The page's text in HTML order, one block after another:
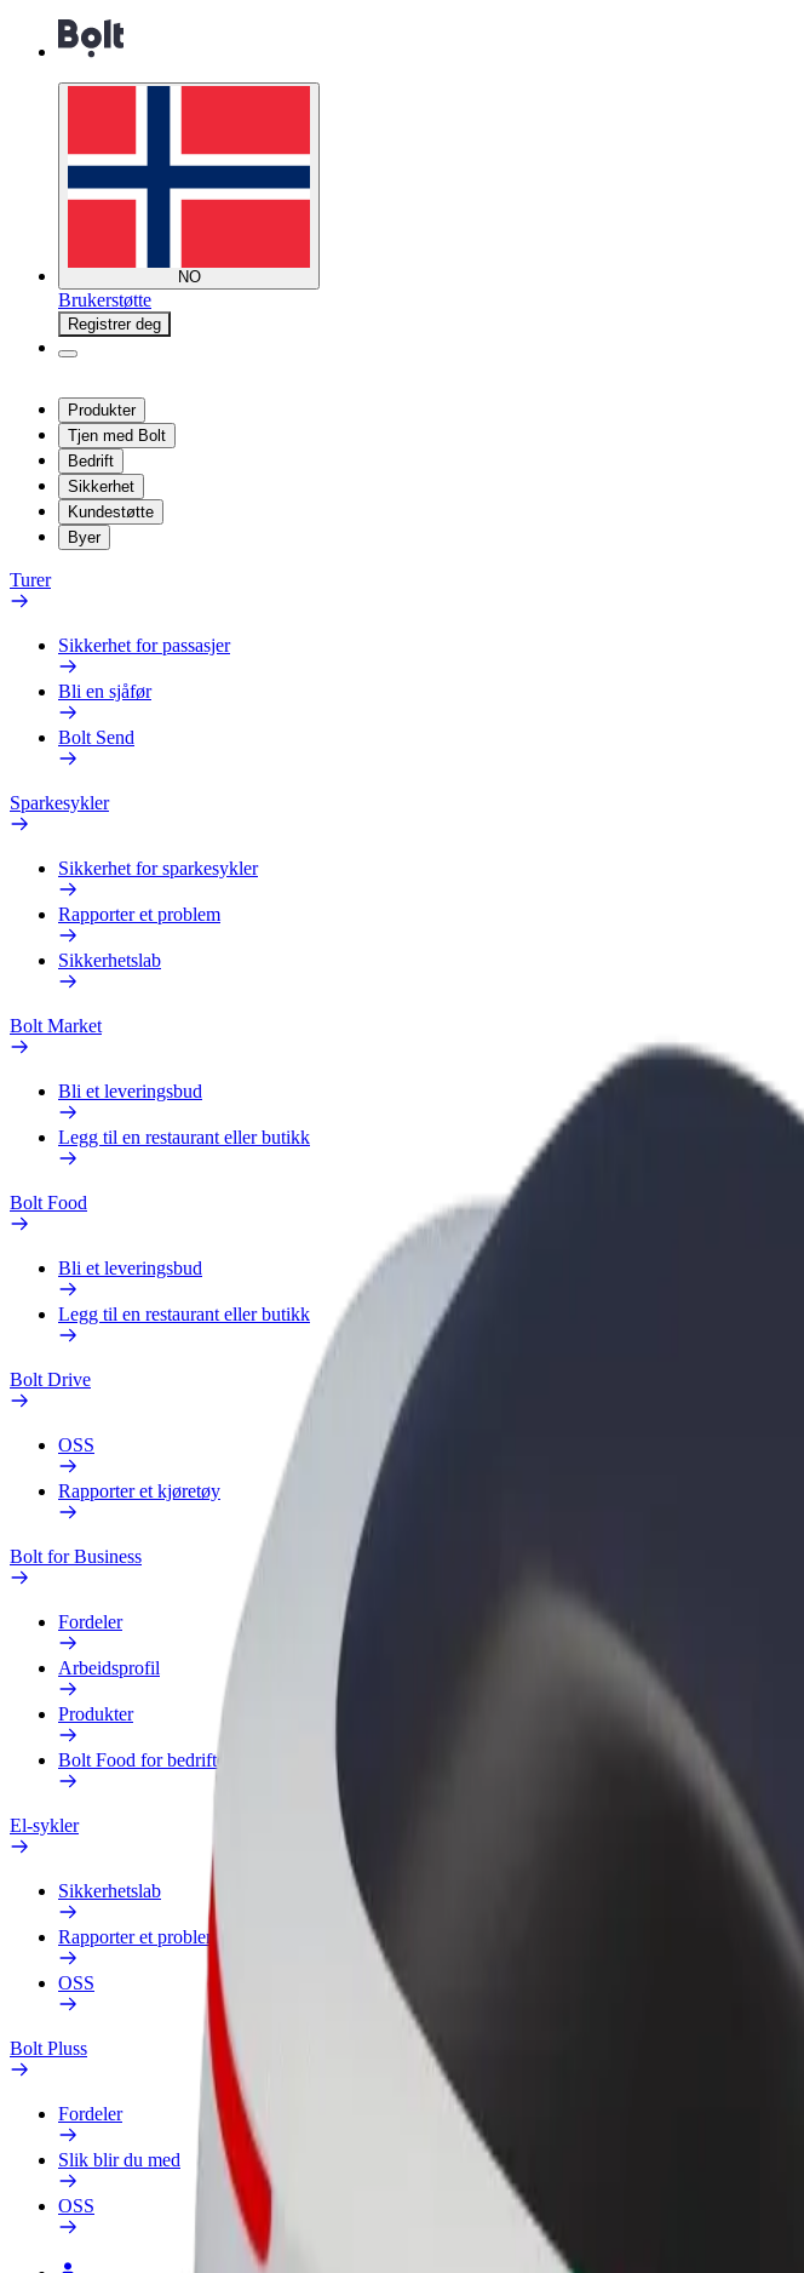
NO
Brukerstøtte
Registrer deg
Produkter
Tjen med Bolt
Bedrift
Sikkerhet
Kundestøtte
Byer
Turer
Sikkerhet for passasjer
Bli en sjåfør
Bolt Send
Sparkesykler
Sikkerhet for sparkesykler
Rapporter et problem
Sikkerhetslab
Bolt Market
Bli et leveringsbud
Legg til en restaurant eller butikk
Bolt Food
Bli et leveringsbud
Legg til en restaurant eller butikk
Bolt Drive
OSS
Rapporter et kjøretøy
Bolt for Business
Fordeler
Arbeidsprofil
Produkter
Bolt Food for bedrifter
El-sykler
Sikkerhetslab
Rapporter et problem
OSS
Bolt Pluss
Fordeler
Slik blir du med
OSS